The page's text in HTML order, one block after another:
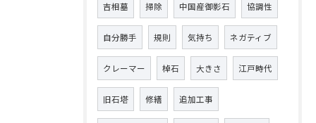
吉相墓 掃除 中国産御影石 協調性
自分勝手 規則 気持ち ネガティブ
クレーマー 棹石 大きさ 江戸時代
旧石塔 修繕 追加工事